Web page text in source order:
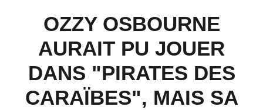
OZZY OSBOURNE
AURAIT PU JOUER
DANS "PIRATES DES
CARAÏBES", MAIS SA